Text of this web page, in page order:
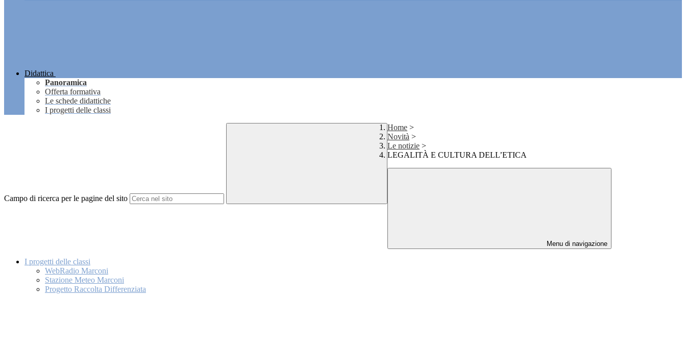
Didattica
Panoramica
Offerta formativa
Le schede didattiche
I progetti delle classi
Campo di ricerca per le pagine del sito
Home >
Novità >
Le notizie >
LEGALITÀ E CULTURA DELL’ETICA
Menu di navigazione
I progetti delle classi
WebRadio Marconi
Stazione Meteo Marconi
Progetto Raccolta Differenziata